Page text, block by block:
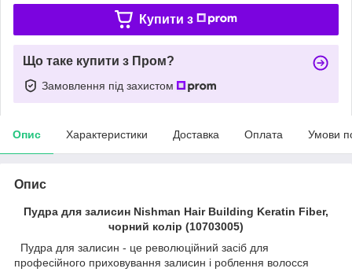
Купити з
Що таке купити з Пром?
Замовлення під захистом
Опис Характеристики Доставка Оплата Умови
Опис
Пудра для залисин Nishman Hair Building Keratin Fiber,
чорний колір (10703005)
Пудра для залисин - це революційний засіб для
професійного приховування залисин і роблення волосся